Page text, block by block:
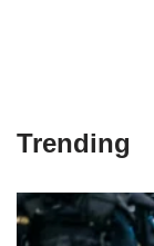
Trending